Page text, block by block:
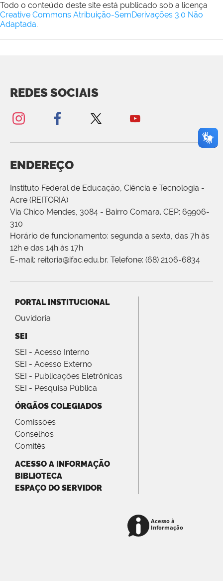
Todo o conteúdo deste site está publicado sob a licença
Creative Commons Atribuição-SemDerivações 3.0 Não
Adaptada.
REDES SOCIAIS
ENDEREÇO
Instituto Federal de Educação, Ciência e Tecnologia -
Acre (REITORIA)
Via Chico Mendes, 3084 - Bairro Comara. CEP: 69906-
310
Horário de funcionamento: segunda a sexta, das 7h às
12h e das 14h às 17h
E-mail: reitoria@ifac.edu.br. Telefone: (68) 2106-6834
PORTAL INSTITUCIONAL
Ouvidoria
SEI
SEI - Acesso Interno
SEI - Acesso Externo
SEI - Publicações Eletrônicas
SEI - Pesquisa Pública
ÓRGÃOS COLEGIADOS
Comissões
Conselhos
Comitês
ACESSO A INFORMAÇÃO
BIBLIOTECA
ESPAÇO DO SERVIDOR